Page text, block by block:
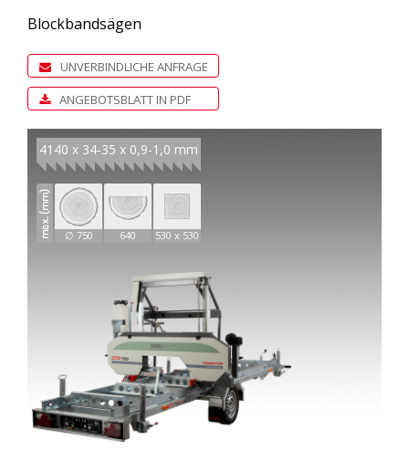
Blockbandsägen
UNVERBINDLICHE ANFRAGE
ANGEBOTSBLATT IN PDF
4140 x 34-35 x 0,9-1,0 mm
∅ 750 640 530 x 530